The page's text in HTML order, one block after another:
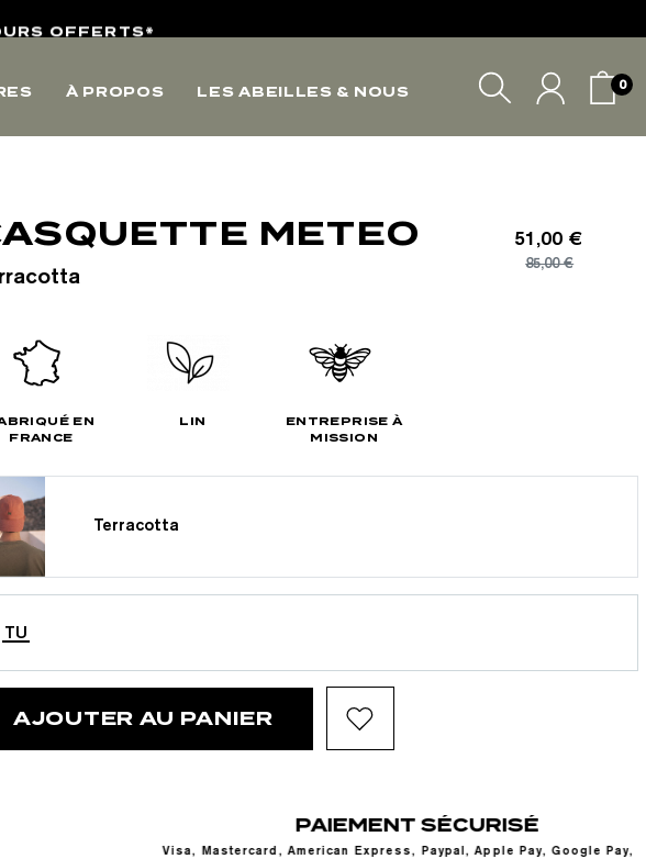
COMMANDE*
À PROPOS LES ABEILLES & NOUS 0
METEO 51,00 €
85,00 €
EN
FRANCE
LIN
ENTREPRISE À
MISSION
Terracotta
TU
AJOUTER AU PANIER
PAIEMENT SÉCURISÉ
Visa, Mastercard, American Express, Paypal, Apple Pay, Google Pay, Alma